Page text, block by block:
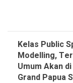
Kelas Public
Modelling,
Umum Akan
Grand Papua